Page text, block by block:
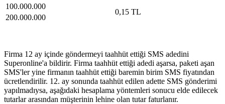
100.000.000
0,15 TL​ ​
200.000.000
Firma 12 ay içinde göndermeyi taahhüt ettiği SMS adedini
Superonline'a bildirir. Firma taahhüt ettiği adedi aşarsa, paketi aşan
SMS'ler yine firmanın taahhüt ettiği baremin birim SMS fiyatından
ücretlendirilir. 12. ay sonunda taahhüt edilen adette SMS gönderimi
yapılmadıysa, aşağıdaki hesaplama yöntemleri sonucu elde edilecek
tutarlar arasından müşterinin lehine olan tutar faturlanır.